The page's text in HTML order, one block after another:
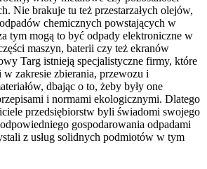
Nie brakuje tu też przestarzałych olejów,
chemicznych powstających w
tym mogą to być odpady elektroniczne w
maszyn, baterii czy też ekranów
Targ istnieją specjalistyczne firmy, które
w zakresie zbierania, przewozu i
dbając o to, żeby były one
i normami ekologicznymi. Dlatego
przedsiębiorstw byli świadomi swojego
gospodarowania odpadami
z usług solidnych podmiotów w tym